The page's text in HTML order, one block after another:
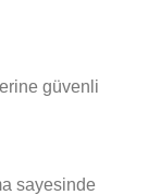
güvenli
sayesinde